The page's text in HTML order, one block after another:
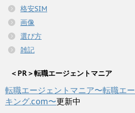
格安SIM
画像
選び方
雑記
＜PR＞転職エージェントマニア
転職エージェントマニア〜転職エ
キング.com〜更新中